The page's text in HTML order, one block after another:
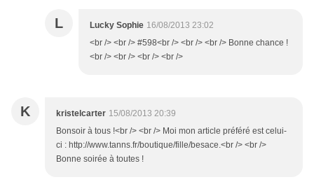
L Lucky Sophie 16/08/2013 23:02
<br /> <br /> #598<br /> <br /> <br /> Bonne chance !
<br /> <br /> <br /> <br />
K kristelcarter 15/08/2013 20:39
Bonsoir à tous !<br /> <br /> Moi mon article préféré est celui-
ci : http://www.tanns.fr/boutique/fille/besace.<br /> <br />
Bonne soirée à toutes !